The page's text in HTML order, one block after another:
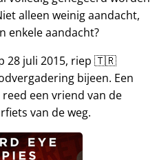
alleen weinig aandacht,
enkele aandacht?
28 juli 2015, riep 🇹🇷
bijeen. Een
een vriend van de
van de weg.